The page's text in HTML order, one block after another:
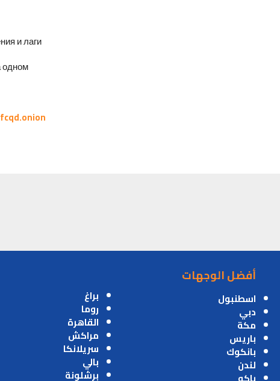
и лаги.
أفضل الوجهات
اسطنبول
دبي
مكة
باريس
بانكوك
لندن
براغ
روما
القاهرة
مراكش
سريلانكا
بالي
برشلونة